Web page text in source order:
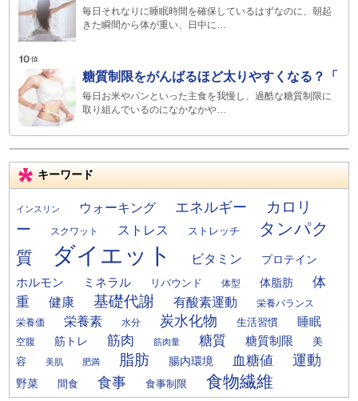
毎日それなりに睡眠時間を確保しているはずなのに、朝起
きた瞬間から体が重い、日中に…
糖質制限をがんばるほど太りやすくなる？「
毎日お米やパンといった主食を我慢し、過酷な糖質制限に
取り組んでいるのになかなかや…
キーワード
インスリン ウォーキング エネルギー
カロリ
ー
スクワット ストレス ストレッチ
タンパク
質
ダイエット ビタミン プロテイン
ホルモン ミネラル リバウンド 体型 体脂肪
体
重
健康 基礎代謝 有酸素運動 栄養バランス
栄養価 栄養素 水分 炭水化物 生活習慣 睡眠
空腹 筋トレ 筋肉 筋肉量 糖質 糖質制限
美
容
美肌 肥満 脂肪 腸内環境 血糖値 運動
野菜 間食 食事 食事制限 食物繊維